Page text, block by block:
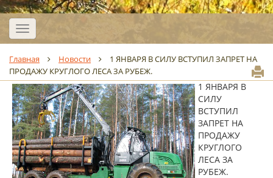
Открыть
навигацию
Главная Новости
1 ЯНВАРЯ В СИЛУ ВСТУПИЛ ЗАПРЕТ НА
ПРОДАЖУ КРУГЛОГО ЛЕСА ЗА РУБЕЖ.
1 ЯНВАРЯ В
СИЛУ
ВСТУПИЛ
ЗАПРЕТ НА
ПРОДАЖУ
КРУГЛОГО
ЛЕСА ЗА
РУБЕЖ.